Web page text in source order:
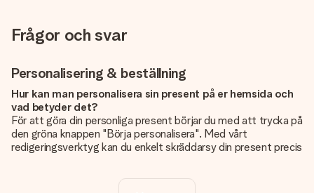
Frågor och svar
Personalisering & beställning
Hur kan man personalisera sin present på er hemsida och
vad betyder det?
För att göra din personliga present börjar du med att trycka på
den gröna knappen "Börja personalisera". Med vårt
redigeringsverktyg kan du enkelt skräddarsy din present precis